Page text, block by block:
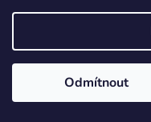
Odmítnout